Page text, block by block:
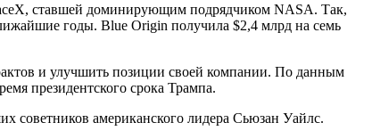
ставшей доминирующим подрядчиком NASA. Так,
годы. Blue Origin получила $2,4 млрд на семь
и улучшить позиции своей компании. По данным
президентского срока Трампа.
советников американского лидера Сьюзан Уайлс.